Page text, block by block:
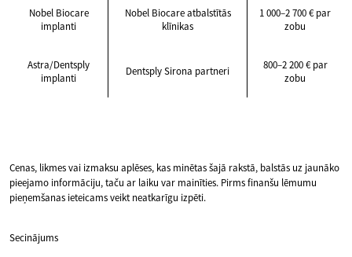
Nobel Biocare
implanti
Nobel Biocare atbalstītās
klīnikas
1 000–2 700 € par
zobu
Astra/Dentsply
implanti
Dentsply Sirona partneri
800–2 200 € par
zobu
Cenas, likmes vai izmaksu aplēses, kas minētas šajā rakstā, balstās uz jaunāko
pieejamo informāciju, taču ar laiku var mainīties. Pirms finanšu lēmumu
pieņemšanas ieteicams veikt neatkarīgu izpēti.
Secinājums